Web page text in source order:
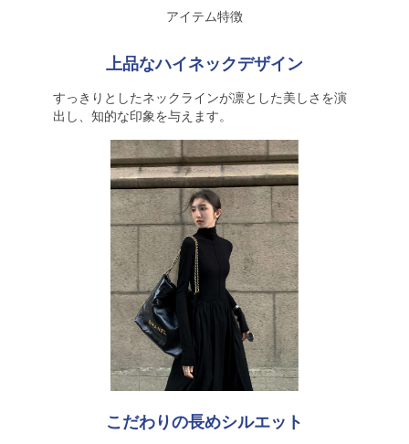
アイテム特徴
上品なハイネックデザイン
すっきりとしたネックラインが凛とした美しさを演
出し、知的な印象を与えます。
こだわりの長めシルエット